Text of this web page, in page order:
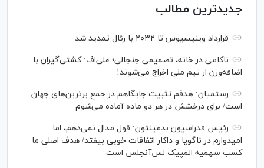
جدیدترین مطالب
قرارداد وینیسیوس تا ۲۰۳۲ با رئال‌ تمدید شد
ناکامی در خانه، تصمیمی جنجالی؛ علی‌اف: کشتی‌گیران با
اضافه‌وزن از تیم ملی اخراج می‌شوند!
رستمیان: هدفم تثبیت جایگاهم در جمع برترین‌های جهان
است/ برای درخشش در هر دو ماده آماده می‌شوم
رئیس فدراسیون بدمینتون: قول مدال نمی‌دهم، اما
امیدوارم در ناگویا و داکار اتفاقات خوبی بیفتد/ هدف اصلی ما
کسب سهمیه المپیک لس‌آنجلس است